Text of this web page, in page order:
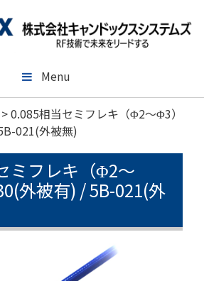
Menu
>0.085相当セミフレキ（Φ2～Φ3）
021(外被無)
ミフレキ（Φ2～
外被有) / 5B-021(外